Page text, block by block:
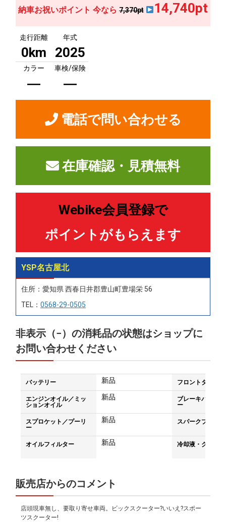
納車お祝いポイント 今なら7,370pt 14,740pt
走行距離 年式
0km 2025
カラー 車検/保険
― ―
電話で問い合わせる
在庫確認・見積無料
Webike会員登録で
ポイントがもらえます
YSP名古屋北
住所：愛知県 西春日井郡豊山町豊場栄 56
TEL： 0568-29-0505
非表示（−）の消耗品の状態はショップに
お問い合わせください
バッテリー 新品 フロントタイヤ
エンジンオイル／ミッ
ションオイル
新品
ブレーキパッド
ー
スプロケット／プーリ
ー
新品 スパークプラグ
オイルフィルター 新品 冷却液・クーラ
販売店からのコメント
店頭現車無し、要取り寄せ車両。ビックスクーター?いいえ?スポー
ツスクーター!